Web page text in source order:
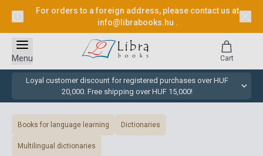
For orders to a foreign address, please contact us at
info@librabooks.hu .
Loyal customer discount for registered purchases over HUF
20,000. Free shipping over HUF 15,000!
Menu Cart
Books for language learning Dictionaries
Multilingual dictionaries